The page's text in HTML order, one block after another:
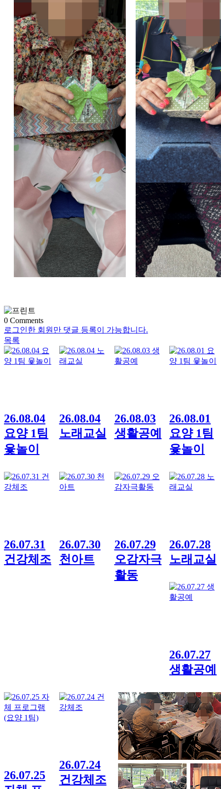
0 Comments
로그인한 회원만 댓글 등록이 가능합니다.
목록
26.08.04
요양 1팀
윷놀이
26.08.04
노래교실
26.08.03
생활공예
26.08.01
요양 1팀
윷놀이
26.07.31
건강체조
26.07.30
천아트
26.07.29
오감자극
활동
26.07.28
노래교실
26.07.27
생활공예
26.07.25
26.07.24
건강체조